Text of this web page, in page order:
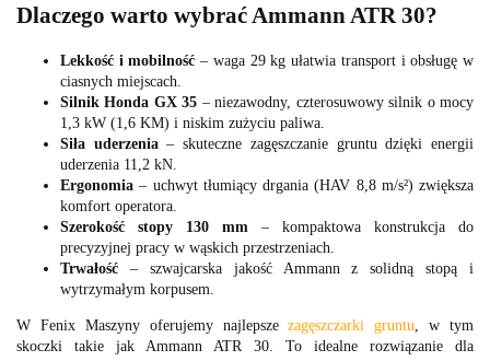
Dlaczego warto wybrać Ammann ATR 30?
Lekkość i mobilność – waga 29 kg ułatwia transport i obsługę w
ciasnych miejscach.
Silnik Honda GX 35 – niezawodny, czterosuwowy silnik o mocy
1,3 kW (1,6 KM) i niskim zużyciu paliwa.
Siła uderzenia– skuteczne zagęszczanie gruntu dzięki energii
uderzenia 11,2 kN.
Ergonomia – uchwyt tłumiący drgania (HAV 8,8 m/s²) zwiększa
komfort operatora.
Szerokość stopy 130 mm – kompaktowa konstrukcja do
precyzyjnej pracy w wąskich przestrzeniach.
Trwałość – szwajcarska jakość Ammann z solidną stopą i
wytrzymałym korpusem.
W Fenix Maszyny oferujemy najlepszezagęszczarki gruntu, w tym
skoczki takie jak Ammann ATR 30. To idealne rozwiązanie dla